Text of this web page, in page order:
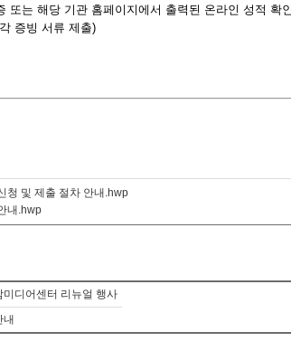
또는 해당 기관 홈페이지에서 출력된 온라인 성적 확
증빙 서류 제출)
청 및 제출 절차 안내.hwp
내.hwp
디어센터 리뉴얼 행사
내